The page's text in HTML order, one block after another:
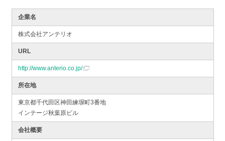
企業名
株式会社アンテリオ
URL
http://www.anterio.co.jp/
所在地
東京都千代田区神田練塀町3番地
インテージ秋葉原ビル
会社概要